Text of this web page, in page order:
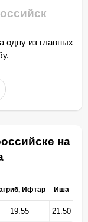
одну из главных
на
Ифтар Иша
19:55 21:50